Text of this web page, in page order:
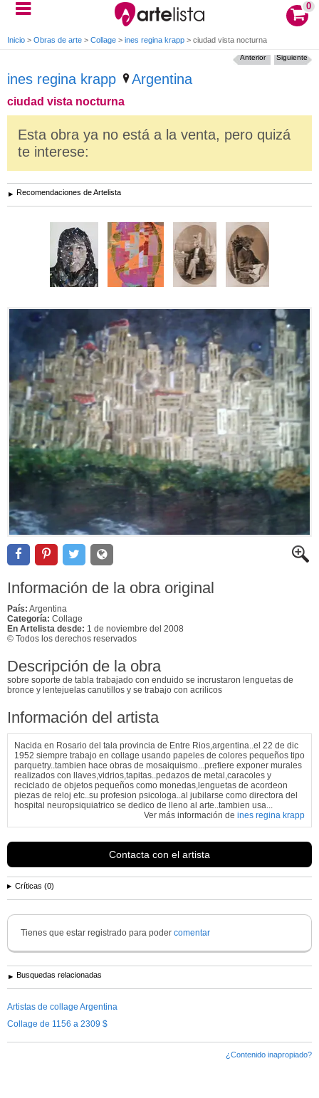
0
Inicio > Obras de arte > Collage > ines regina krapp > ciudad vista nocturna
ines regina krapp Argentina
ciudad vista nocturna
Siguiente
Anterior
Esta obra ya no está a la venta, pero quizá
te interese:
Recomendaciones de Artelista
Información de la obra original
País: Argentina
Categoría: Collage
En Artelista desde: 1 de noviembre del 2008
© Todos los derechos reservados
Descripción de la obra
sobre soporte de tabla trabajado con enduido se incrustaron lenguetas de
bronce y lentejuelas canutillos y se trabajo con acrilicos
Información del artista
Nacida en Rosario del tala provincia de Entre Rios,argentina..el 22 de dic
1952 siempre trabajo en collage usando papeles de colores pequeños tipo
parquetry..tambien hace obras de mosaiquismo...prefiere exponer murales
realizados con llaves,vidrios,tapitas..pedazos de metal,caracoles y
reciclado de objetos pequeños como monedas,lenguetas de acordeon
piezas de reloj etc..su profesion psicologa..al jubilarse como directora del
hospital neuropsiquiatrico se dedico de lleno al arte..tambien usa...
Ver más información de ines regina krapp
Contacta con el artista
Críticas (0)
Tienes que estar registrado para poder comentar
Busquedas relacionadas
Artistas de collage Argentina
Collage de 1156 a 2309 $
¿Contenido inapropiado?